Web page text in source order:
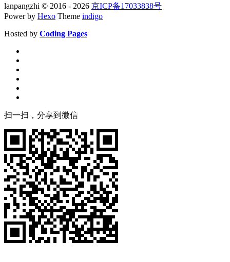
lanpangzhi © 2016 - 2026 京ICP备17033838号
Power by Hexo Theme indigo
Hosted by Coding Pages
扫一扫，分享到微信